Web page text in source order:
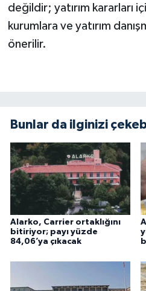
değildir; yatırım kararları
kurumlara ve yatırım
önerilir.
Bunlar da ilginizi
Alarko, Carrier ortaklığını
bitiriyor; payı yüzde
84,06’ya çıkacak